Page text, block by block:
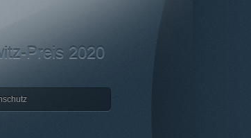
Preis 2020